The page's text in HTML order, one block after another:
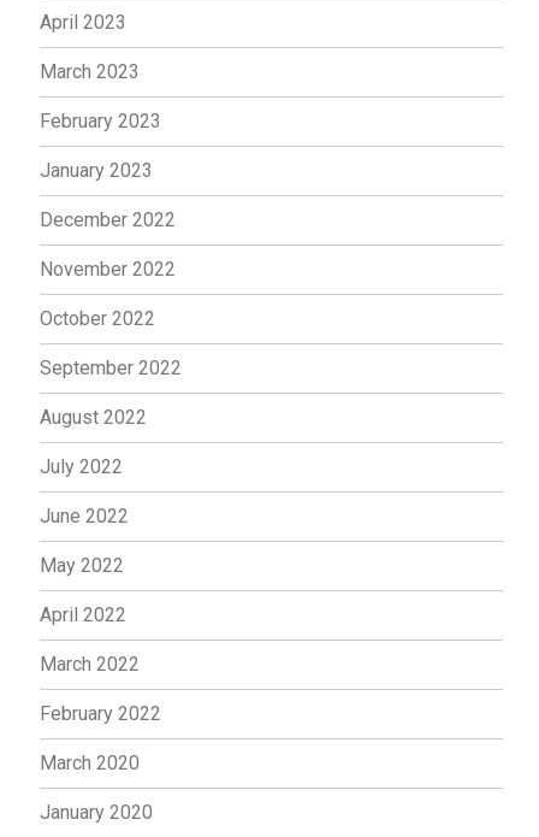
April 2023
March 2023
February 2023
January 2023
December 2022
November 2022
October 2022
September 2022
August 2022
July 2022
June 2022
May 2022
April 2022
March 2022
February 2022
March 2020
January 2020